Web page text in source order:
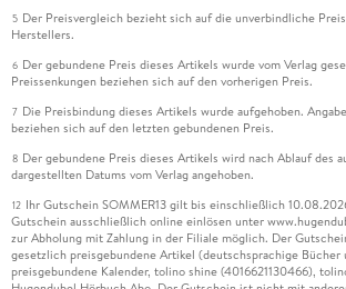
5 Der Preisvergleich bezieht sich auf die unverbindliche
Herstellers.
6 Der gebundene Preis dieses Artikels wurde vom Verlag
Preissenkungen beziehen sich auf den vorherigen Preis.
7 Die Preisbindung dieses Artikels wurde aufgehoben.
beziehen sich auf den letzten gebundenen Preis.
8 Der gebundene Preis dieses Artikels wird nach Ablauf des
dargestellten Datums vom Verlag angehoben.
12 Ihr Gutschein SOMMER13 gilt bis einschließlich
Gutschein ausschließlich online einlösen unter
zur Abholung mit Zahlung in der Filiale möglich. Der
gesetzlich preisgebundene Artikel (deutschsprachige Bücher
preisgebundene Kalender, tolino shine (4016621130466),